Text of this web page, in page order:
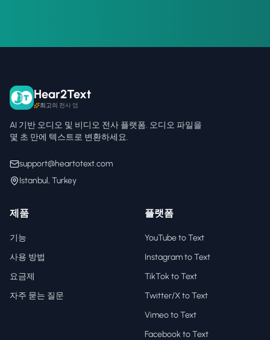
Hear2Text
최고의 전사 앱
AI 기반 오디오 및 비디오 전사 플랫폼. 오디오 파일을
몇 초 만에 텍스트로 변환하세요.
support@heartotext.com
Istanbul, Turkey
제품
기능
사용 방법
요금제
자주 묻는 질문
플랫폼
YouTube to Text
Instagram to Text
TikTok to Text
Twitter/X to Text
Vimeo to Text
Facebook to Text